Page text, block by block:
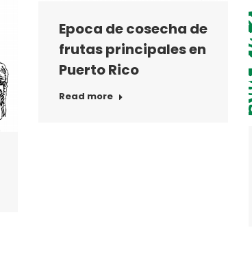
Epoca de cosecha de
frutas principales en
Puerto Rico
Read more